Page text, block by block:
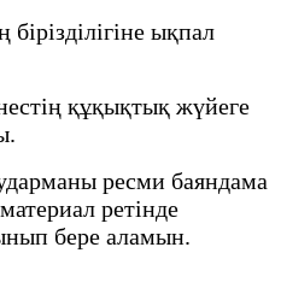
ықпал
құқықтық жүйеге
ресми баяндама
ретінде
бере аламын.